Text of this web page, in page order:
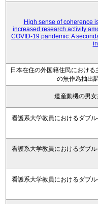
High sense of coherence
increased research activity
COVID-19 pandemic: A
日本在住の外国籍住民におけ
の無作為抽出
遺産動機の男
看護系大学教員におけるダブ
看護系大学教員におけるダブ
看護系大学教員におけるダブ